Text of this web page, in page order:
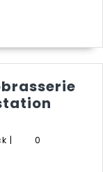
ARAGNOU
|
0